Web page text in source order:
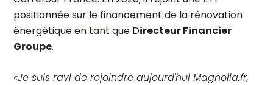
positionnée sur le financement de la rénovation
énergétique en tant que Directeur Financier
Groupe.
«Je suis ravi de rejoindre aujourd'hui Magnolia.fr,